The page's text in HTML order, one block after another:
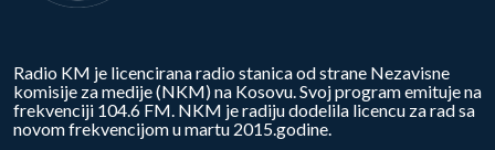
Radio KM je licencirana radio stanica od strane Nezavisne
komisije za medije (NKM) na Kosovu. Svoj program emituje na
frekvenciji 104.6 FM. NKM je radiju dodelila licencu za rad sa
novom frekvencijom u martu 2015.godine.